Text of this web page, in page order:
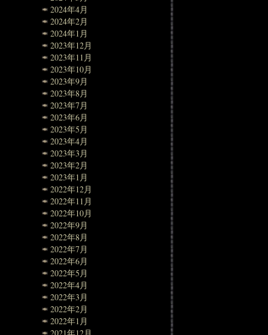
2024年4月
2024年2月
2024年1月
2023年12月
2023年11月
2023年10月
2023年9月
2023年8月
2023年7月
2023年6月
2023年5月
2023年4月
2023年3月
2023年2月
2023年1月
2022年12月
2022年11月
2022年10月
2022年9月
2022年8月
2022年7月
2022年6月
2022年5月
2022年4月
2022年3月
2022年2月
2022年1月